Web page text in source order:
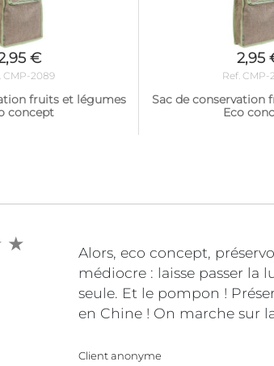
€
CMP-2089
fruits et légumes
concept
2,95
Ref. CMP-
Sac de conservation
Eco
Alors, eco concept,
médiocre : laisse passer
seule. Et le pompon !
en Chine ! On marche sur
Client anonyme